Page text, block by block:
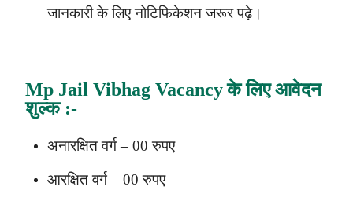
जानकारी के लिए नोटिफिकेशन जरूर पढ़े।
Mp Jail Vibhag Vacancyके लिएआवेदन
शुल्क :-
अनारक्षित वर्ग – 00 रुपए
आरक्षित वर्ग – 00 रुपए